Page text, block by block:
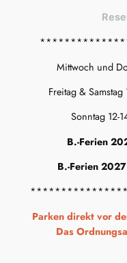
Mittwoch und
Freitag &
Sonntag 12-
B.-Ferien
B.-Ferien
Parken direkt vor
Das